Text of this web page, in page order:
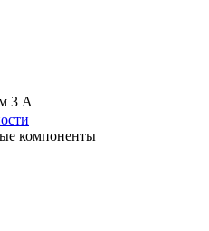
3 А
компоненты